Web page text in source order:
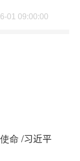
01 09:00:00
命 /习近平